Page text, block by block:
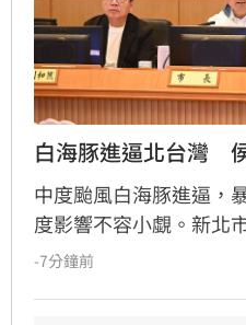
白海豚進逼北台灣　
中度颱風白海豚進逼，
度影響不容小覷。新北
議，要求市府團隊與29
-7分鐘前